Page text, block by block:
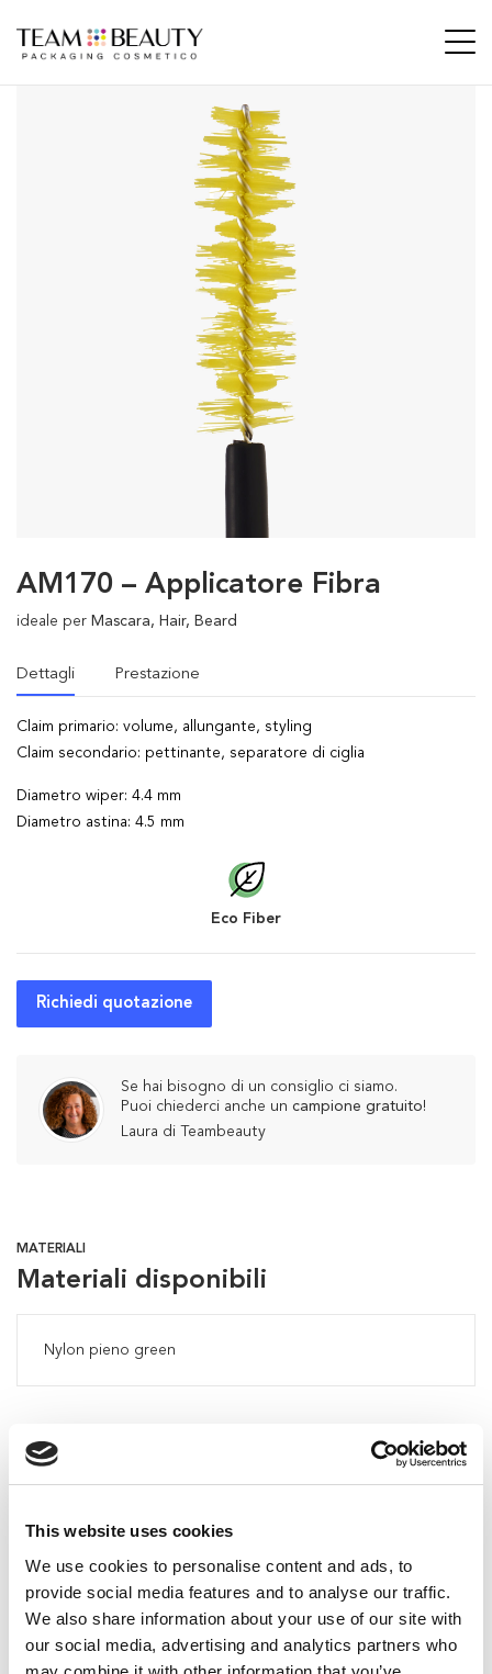
This website uses cookies
We use cookies to personalise content and ads, to
provide social media features and to analyse our traffic.
We also share information about your use of our site with
our social media, advertising and analytics partners who
Home Prodotti AM170 – Applicatore Fibra
AM170 – Applicatore Fibra
ideale per Mascara, Hair, Beard
Dettagli Prestazione
Claim primario: volume, allungante, styling
Claim secondario: pettinante, separatore di ciglia
Diametro wiper: 4.4 mm
Diametro astina: 4.5 mm
Eco Fiber
Richiedi quotazione
Se hai bisogno di un consiglio ci siamo.
Puoi chiederci anche un campione gratuito!
Laura di Teambeauty
MATERIALI
Materiali disponibili
Nylon pieno green
Flaconi consigliati per questo